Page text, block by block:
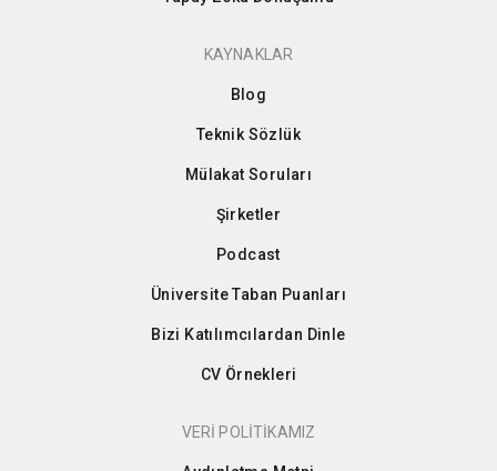
KAYNAKLAR
Blog
Teknik Sözlük
Mülakat Soruları
Şirketler
Podcast
Üniversite Taban Puanları
Bizi Katılımcılardan Dinle
CV Örnekleri
VERİ POLİTİKAMIZ